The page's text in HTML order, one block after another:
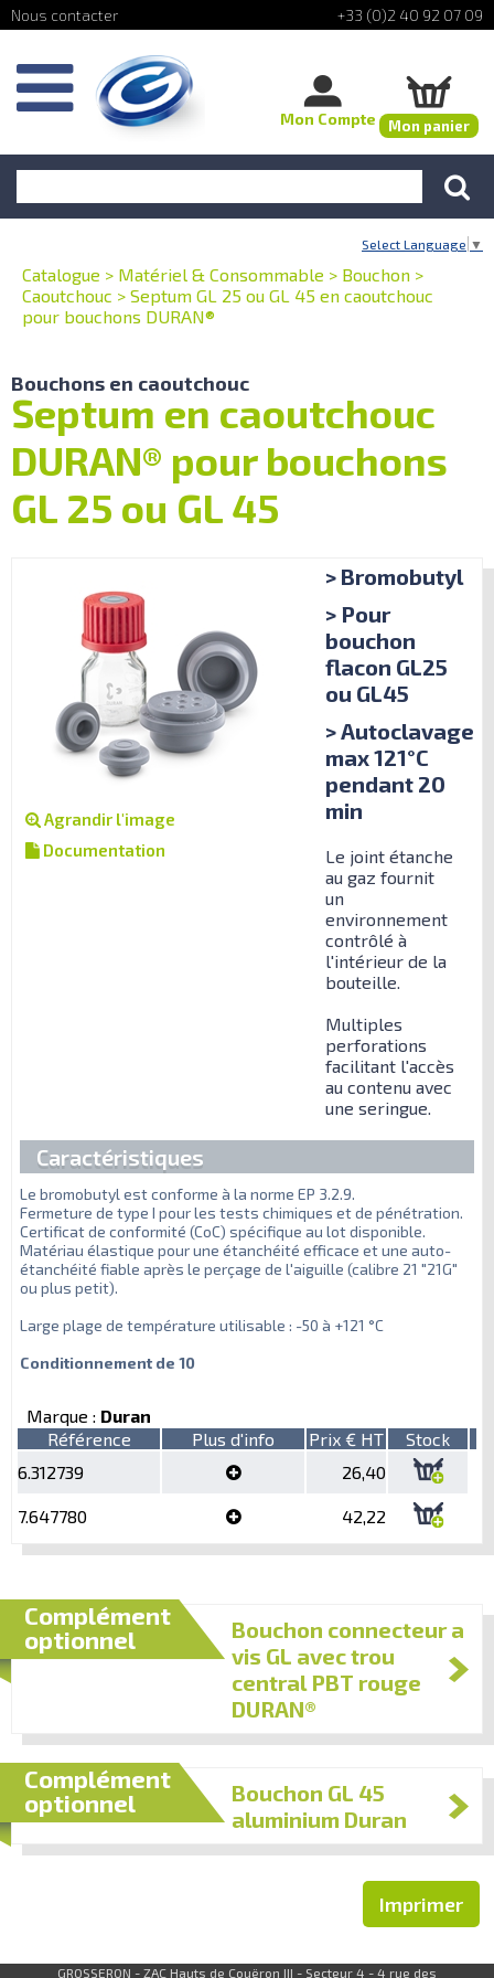
+33 (0)2 40 92 07 09
Mon Compte Mon panier
Select Language ▼
Catalogue > Matériel & Consommable > Bouchon >
Caoutchouc > Septum GL 25 ou GL 45 en caoutchouc
pour bouchons DURAN®
Bouchons en caoutchouc
Septum en caoutchouc
DURAN® pour bouchons
GL 25 ou GL 45
Agrandir l'image
Documentation
> Bromobutyl
> Pour
bouchon
flacon GL25
ou GL45
> Autoclavage
max 121°C
pendant 20
min
Le joint étanche
au gaz fournit
un
environnement
contrôlé à
l'intérieur de la
bouteille.
Multiples
perforations
facilitant l'accès
au contenu avec
une seringue.
Caractéristiques
Le bromobutyl est conforme à la norme EP 3.2.9.
Fermeture de type I pour les tests chimiques et de pénétration.
Certificat de conformité (CoC) spécifique au lot disponible.
Matériau élastique pour une étanchéité efficace et une auto-
étanchéité fiable après le perçage de l'aiguille (calibre 21 "21G"
ou plus petit).
Large plage de température utilisable : -50 à +121 °C
Conditionnement de 10
Marque : Duran
Référence
Plus d'info Prix € HT
Stock
6.312739
26,40
7.647780 42,22
Complément
optionnel
Bouchon connecteur a
vis GL avec trou
central PBT rouge
DURAN®
Complément
optionnel
Bouchon GL 45
aluminium Duran
Imprimer
GROSSERON - ZAC Hauts de Couëron III - Secteur 4 - 4 rue des